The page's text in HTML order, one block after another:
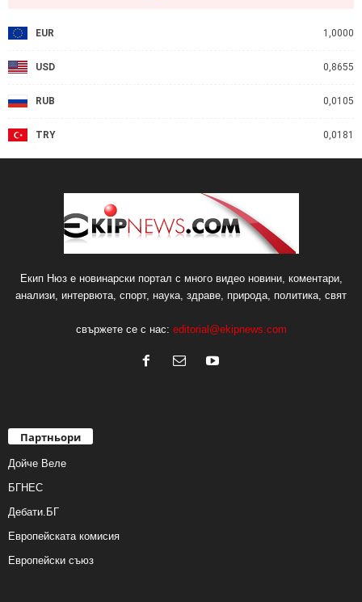
EUR 1,0000
USD 0,8655
RUB 0,0105
TRY 0,0181
Екип Нюз е новинарски портал с много видео новини, коментари,
анализи, интервюта, спорт, наука, здраве, природа, политика, свят
свържете се с нас: editorial@ekipnews.com
Партньори
Дойче Веле
БГНЕС
Дебати.БГ
Европейската комисия
Европейски съюз